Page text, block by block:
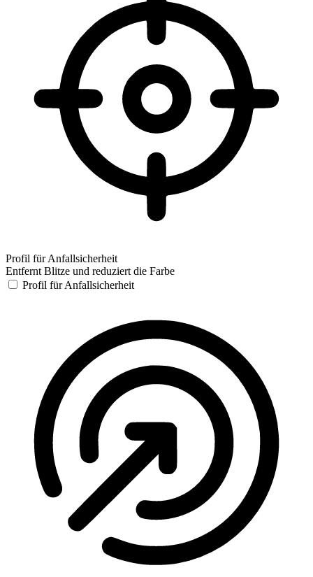
Profil für Anfallsicherheit
Entfernt Blitze und reduziert die Farbe
Profil für Anfallsicherheit